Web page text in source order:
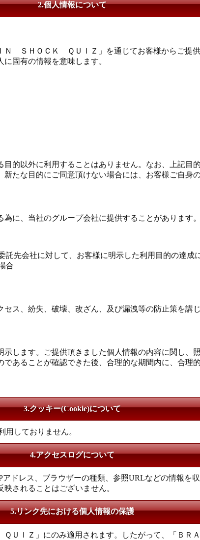
2.個人情報について
Ｎ ＳＨＯＣＫ ＱＵＩＺ」を通じてお客様からご提
固有の情報を意味します。
的以外に利用することはありません。なお、上記目
たな目的にご同意頂けない場合には、お客様ご自身
に、当社のグループ会社に提供することがあります
先会社に対して、お客様に明示した利用目的の達
合
ス、紛失、破壊、改ざん、及び漏洩等の防止策を講
します。ご提供頂きました個人情報の内容に関し、
あることが確認できた後、合理的な期間内に、合理
3.クッキー(Cookie)について
しておりません。
4.アクセスログについて
レス、ブラウザーの種類、参照URLなどの情報を
されることはございません。
5.リンク先における個人情報の保護
ＵＩＺ」にのみ適用されます。したがって、「Ｂ